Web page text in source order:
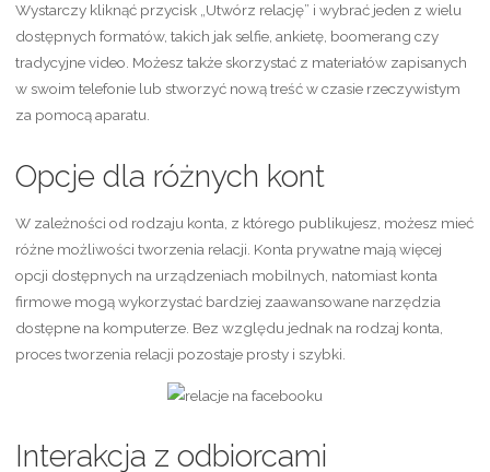
Wystarczy kliknąć przycisk „Utwórz relację” i wybrać jeden z wielu
dostępnych formatów, takich jak selfie, ankietę, boomerang czy
tradycyjne video. Możesz także skorzystać z materiałów zapisanych
w swoim telefonie lub stworzyć nową treść w czasie rzeczywistym
za pomocą aparatu.
Opcje dla różnych kont
W zależności od rodzaju konta, z którego publikujesz, możesz mieć
różne możliwości tworzenia relacji. Konta prywatne mają więcej
opcji dostępnych na urządzeniach mobilnych, natomiast konta
firmowe mogą wykorzystać bardziej zaawansowane narzędzia
dostępne na komputerze. Bez względu jednak na rodzaj konta,
proces tworzenia relacji pozostaje prosty i szybki.
Interakcja z odbiorcami